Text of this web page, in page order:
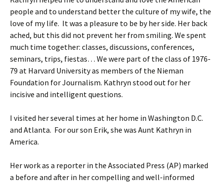
people and to understand better the culture of my wife, the
love of my life. It was a pleasure to be by her side. Her back
ached, but this did not prevent her from smiling. We spent
much time together: classes, discussions, conferences,
seminars, trips, fiestas… We were part of the class of 1976-
79 at Harvard University as members of the Nieman
Foundation for Journalism. Kathryn stood out for her
incisive and intelligent questions.
I visited her several times at her home in Washington D.C.
and Atlanta. For our son Erik, she was Aunt Kathryn in
America.
Her work as a reporter in the Associated Press (AP) marked
a before and after in her compelling and well-informed